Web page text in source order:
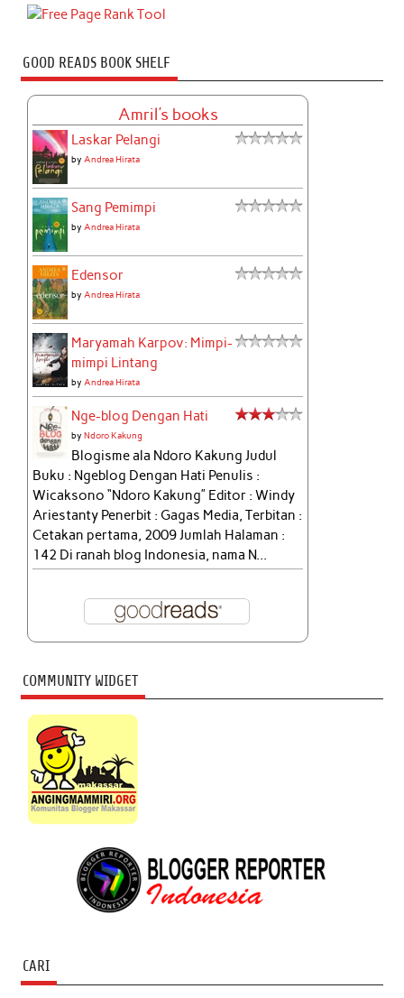
GOOD READS BOOK SHELF
Amril's books
Laskar Pelangi
byAndrea Hirata
Sang Pemimpi
byAndrea Hirata
Edensor
byAndrea Hirata
Maryamah Karpov: Mimpi-
mimpi Lintang
byAndrea Hirata
Nge-blog Dengan Hati
byNdoro Kakung
Blogisme ala Ndoro Kakung Judul
Buku : Ngeblog Dengan Hati Penulis :
Wicaksono “Ndoro Kakung” Editor : Windy
Ariestanty Penerbit : Gagas Media, Terbitan :
Cetakan pertama, 2009 Jumlah Halaman :
142 Di ranah blog Indonesia, nama N...
COMMUNITY WIDGET
CARI